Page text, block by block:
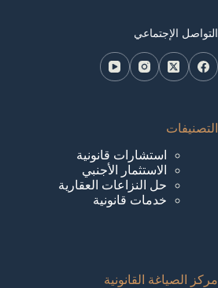
التواصل الإجتماعي
التصنيفات
استشارات قانونية
الاستثمار الأجنبي
حل النزاعات العقارية
خدمات قانونية
مركز الصياغة القانونية